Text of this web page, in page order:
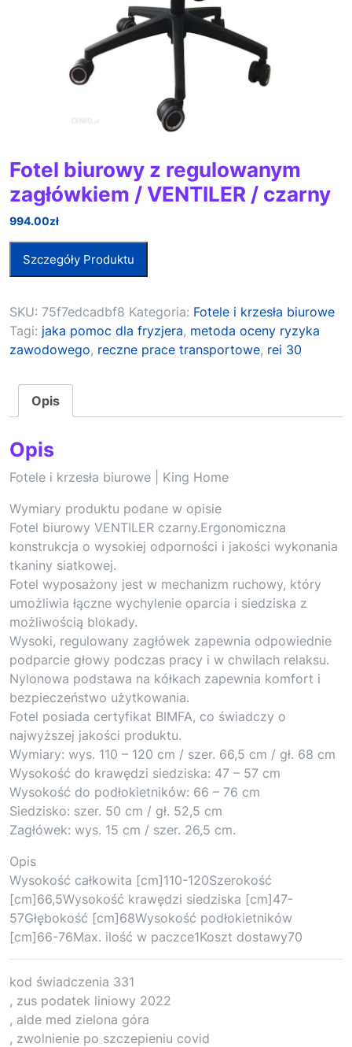
Fotel biurowy z regulowanym
zagłówkiem / VENTILER / czarny
994.00zł
Szczegóły Produktu
SKU: 75f7edcadbf8 Kategoria: Fotele i krzesła biurowe
Tagi: jaka pomoc dla fryzjera, metoda oceny ryzyka
zawodowego, reczne prace transportowe, rei 30
Opis
Opis
Fotele i krzesła biurowe | King Home
Wymiary produktu podane w opisie
Fotel biurowy VENTILER czarny.Ergonomiczna
konstrukcja o wysokiej odporności i jakości wykonania
tkaniny siatkowej.
Fotel wyposażony jest w mechanizm ruchowy, który
umożliwia łączne wychylenie oparcia i siedziska z
możliwością blokady.
Wysoki, regulowany zagłówek zapewnia odpowiednie
podparcie głowy podczas pracy i w chwilach relaksu.
Nylonowa podstawa na kółkach zapewnia komfort i
bezpieczeństwo użytkowania.
Fotel posiada certyfikat BIMFA, co świadczy o
najwyższej jakości produktu.
Wymiary: wys. 110 – 120 cm / szer. 66,5 cm / gł. 68 cm
Wysokość do krawędzi siedziska: 47 – 57 cm
Wysokość do podłokietników: 66 – 76 cm
Siedzisko: szer. 50 cm / gł. 52,5 cm
Zagłówek: wys. 15 cm / szer. 26,5 cm.
Opis
Wysokość całkowita [cm]110-120Szerokość
[cm]66,5Wysokość krawędzi siedziska [cm]47-
57Głębokość [cm]68Wysokość podłokietników
[cm]66-76Max. ilość w paczce1Koszt dostawy70
kod świadczenia 331
, zus podatek liniowy 2022
, alde med zielona góra
, zwolnienie po szczepieniu covid